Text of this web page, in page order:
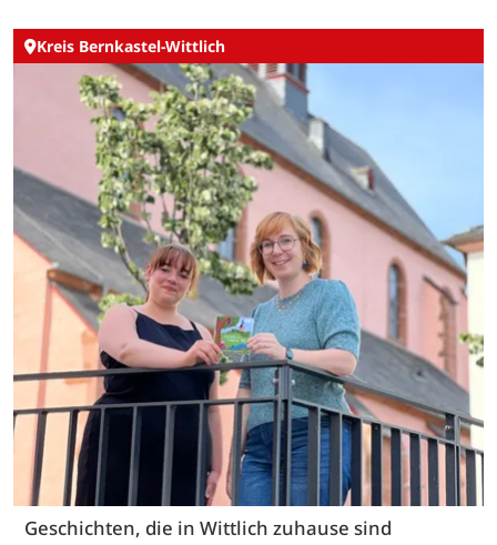
Kreis Bernkastel-Wittlich
Geschichten, die in Wittlich zuhause sind